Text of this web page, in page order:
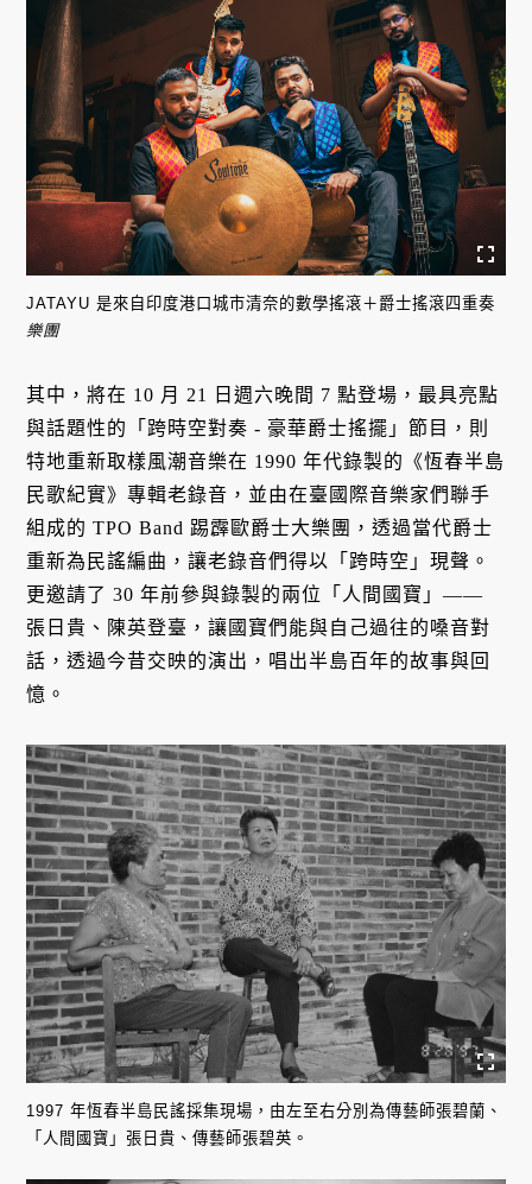
JATAYU 是來自印度港口城市清奈的數學搖滾＋爵士搖滾四重奏
樂團
其中，將在 10 月 21 日週六晚間 7 點登場，最具亮點
與話題性的「跨時空對奏 - 豪華爵士搖擺」節目，則
特地重新取樣風潮音樂在 1990 年代錄製的《恆春半島
民歌紀實》專輯老錄音，並由在臺國際音樂家們聯手
組成的 TPO Band 踢霹歐爵士大樂團，透過當代爵士
重新為民謠編曲，讓老錄音們得以「跨時空」現聲。
更邀請了 30 年前參與錄製的兩位「人間國寶」——
張日貴、陳英登臺，讓國寶們能與自己過往的嗓音對
話，透過今昔交映的演出，唱出半島百年的故事與回
憶。
1997 年恆春半島民謠採集現場，由左至右分別為傳藝師張碧蘭、
「人間國寶」張日貴、傳藝師張碧英。